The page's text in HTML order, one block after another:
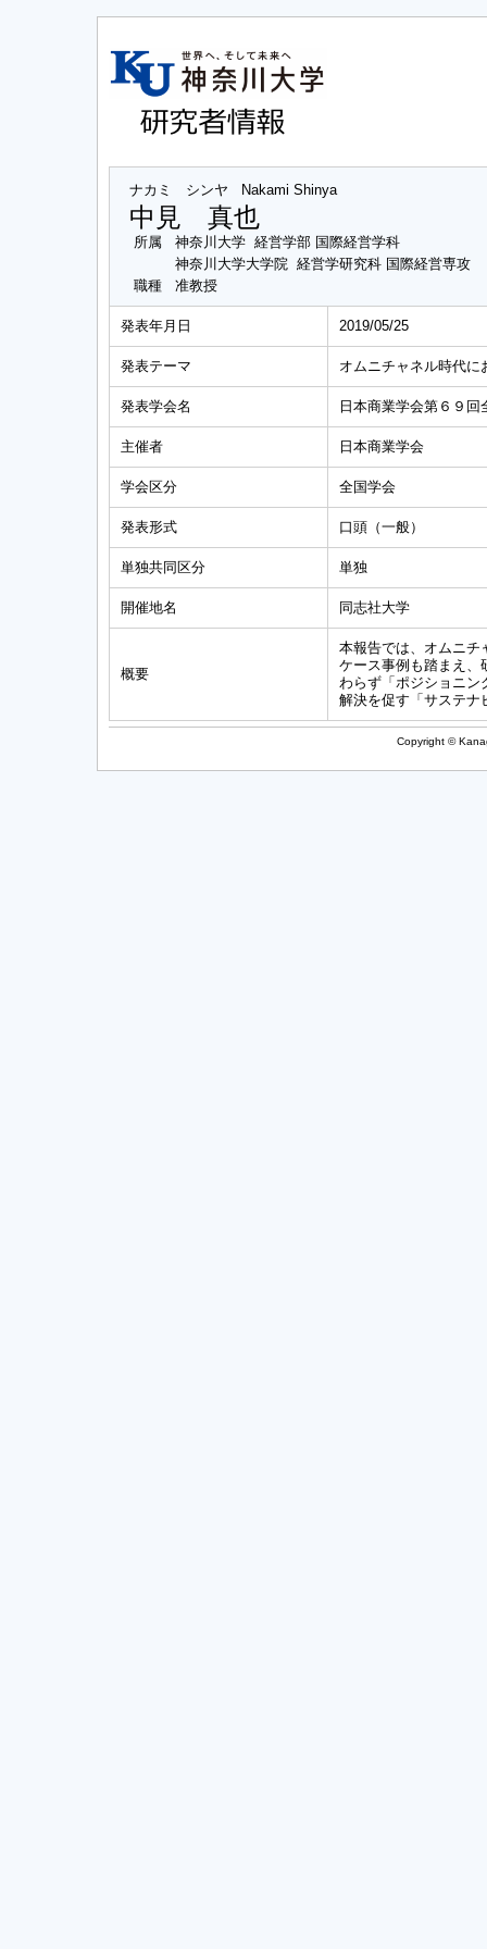
ナカミ シンヤ Nakami Shinya
中見 真也
所属
神奈川大学 経営学部 国際経営学科
神奈川大学大学院 経営学研究科 国際経営専攻
職種
准教授
発表年月日 2019/05/25
発表テーマ オムニチャネル時代
発表学会名 日本商業学会第６９回
主催者 日本商業学会
学会区分 全国学会
発表形式 口頭（一般）
単独共同区分 単独
開催地名 同志社大学
概要
本報告では、オムニチ
ケース事例も踏まえ、
わらず「ポジショニン
解決を促す「サステナ
Copyright ©